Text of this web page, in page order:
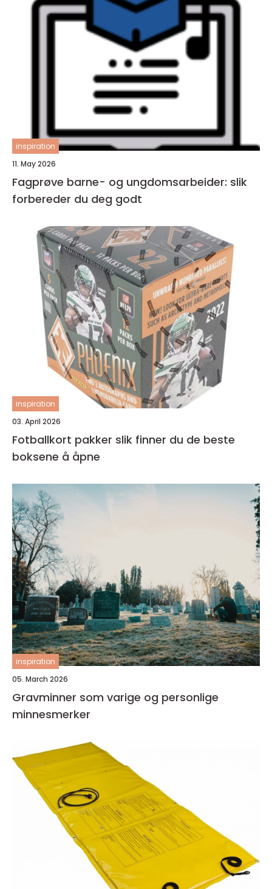
inspiration
11. May 2026
Fagprøve barne- og ungdomsarbeider: slik
forbereder du deg godt
inspiration
03. April 2026
Fotballkort pakker slik finner du de beste
boksene å åpne
inspiration
05. March 2026
Gravminner som varige og personlige
minnesmerker